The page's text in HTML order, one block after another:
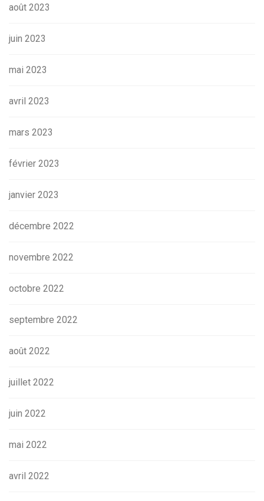
août 2023
juin 2023
mai 2023
avril 2023
mars 2023
février 2023
janvier 2023
décembre 2022
novembre 2022
octobre 2022
septembre 2022
août 2022
juillet 2022
juin 2022
mai 2022
avril 2022